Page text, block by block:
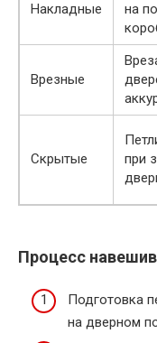
Накладные
на
Врезные
Скрытые
при
Процесс
Подготовка
на дверном